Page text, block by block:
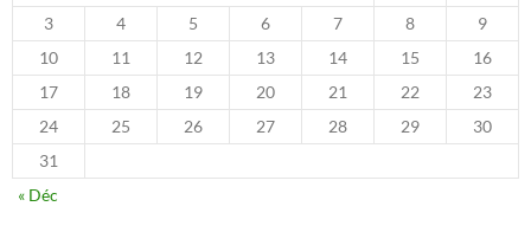
3
4 5 6 7 8
9
10
11 12 13 14 15
16
17
18 19 20 21 22
23
24
25 26 27 28 29
30
31
« Déc